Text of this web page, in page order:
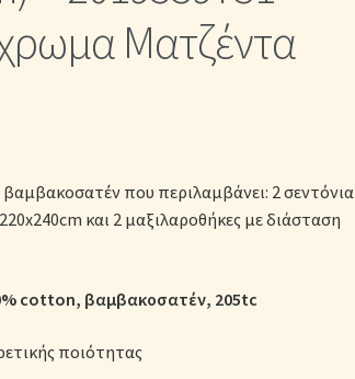
Ματζέντα
βαμβακοσατέν που περιλαμβάνει: 2 σεντόνια
και 2 μαξιλαροθήκες με διάσταση
cotton, βαμβακοσατέν, 205tc
ποιότητας